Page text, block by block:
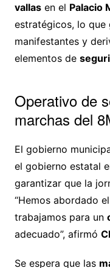
vallasen el Palacio
estratégicos, lo que
manifestantes y
elementos de
Operativo de
marchas del
El gobierno
el gobierno estatal
garantizar que la
“Hemos abordado
trabajamos para un
adecuado”, afirmó
Se espera que las